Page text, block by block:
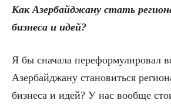
Как Азербайджану стать
бизнеса и идей?
Я бы сначала переформулировал
Азербайджану становиться
бизнеса и идей? У нас вообще